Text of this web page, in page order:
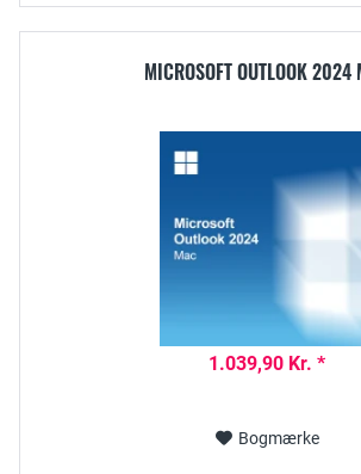
MICROSOFT OUTLOOK 2024
1.039,90 Kr. *
Bogmærke